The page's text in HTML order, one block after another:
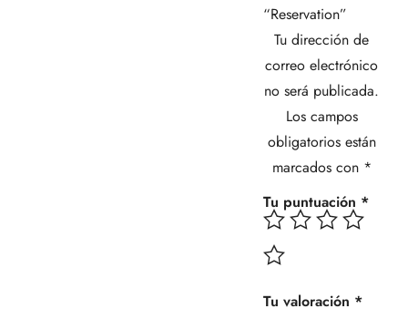
“Reservation”
Tu dirección de
correo electrónico
no será publicada.
Los campos
obligatorios están
marcados con *
Tu puntuación *
Tu valoración *